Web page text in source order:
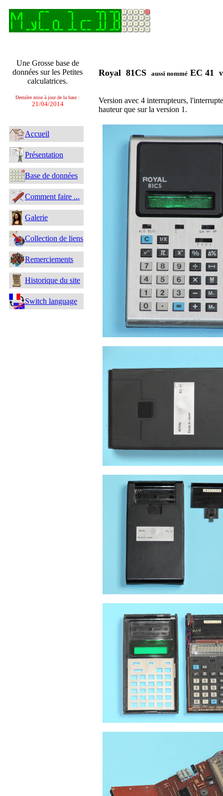
Une Grosse base de
données sur les Petites
calculatrices.
Dernière mise à jour de la base :
21/04/2014
Accueil
Présentation
Base de données
Comment faire ...
Galerie
Collection de liens
Remerciements
Historique du site
Switch language
Royal 81CS aussi nommé EC 41
Version avec 4 interrupteurs,
hauteur que sur la version 1.